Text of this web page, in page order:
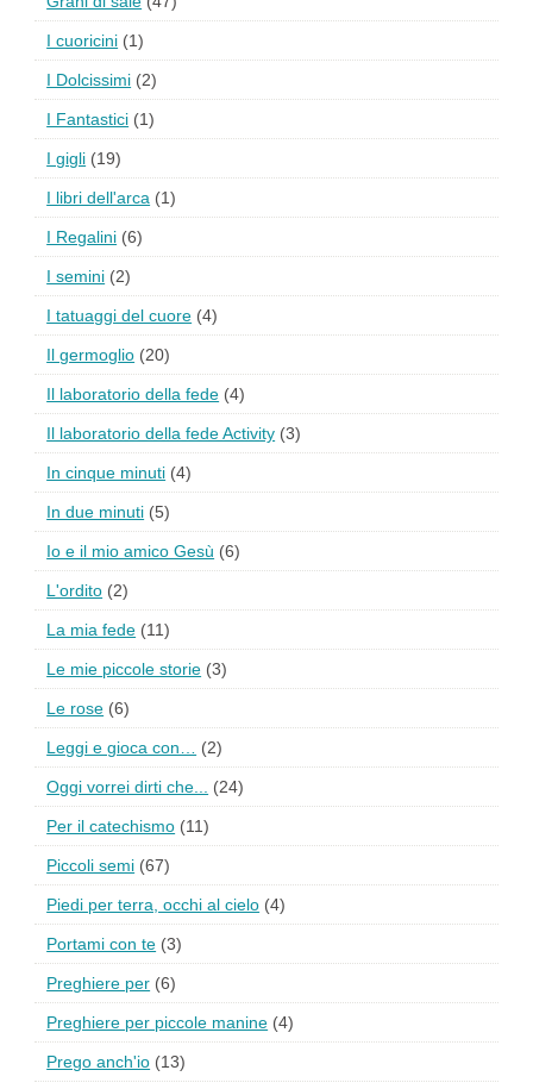
I cuoricini (1)
I Dolcissimi (2)
I Fantastici (1)
I gigli (19)
I libri dell'arca (1)
I Regalini (6)
I semini (2)
I tatuaggi del cuore (4)
Il germoglio (20)
Il laboratorio della fede (4)
Il laboratorio della fede Activity (3)
In cinque minuti (4)
In due minuti (5)
Io e il mio amico Gesù (6)
L'ordito (2)
La mia fede (11)
Le mie piccole storie (3)
Le rose (6)
Leggi e gioca con… (2)
Oggi vorrei dirti che... (24)
Per il catechismo (11)
Piccoli semi (67)
Piedi per terra, occhi al cielo (4)
Portami con te (3)
Preghiere per (6)
Preghiere per piccole manine (4)
Prego anch'io (13)